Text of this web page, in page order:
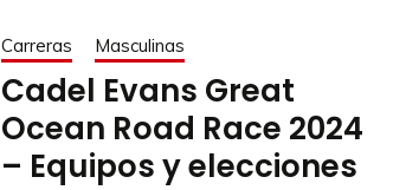
Carreras Masculinas
Cadel Evans Great
Ocean Road Race 2024
– Equipos y elecciones